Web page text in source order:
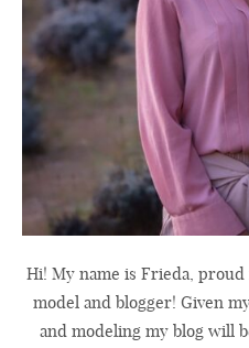
Hi! My name is Frieda,
model and blogger! Given
and modeling my blog will